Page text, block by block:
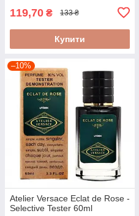
119,70 ₴ 133 ₴
Купити
–10%
Atelier Versace Eclat de Rose -
Selective Tester 60ml